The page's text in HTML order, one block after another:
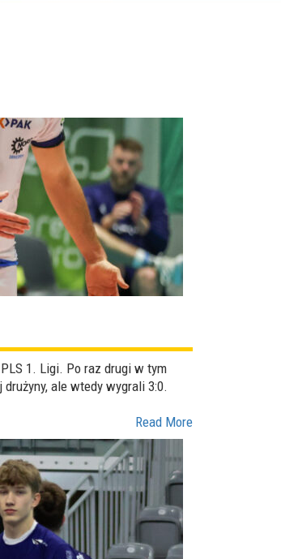
1. Ligi. Po raz drugi w tym
ale wtedy wygrali 3:0.
Read More